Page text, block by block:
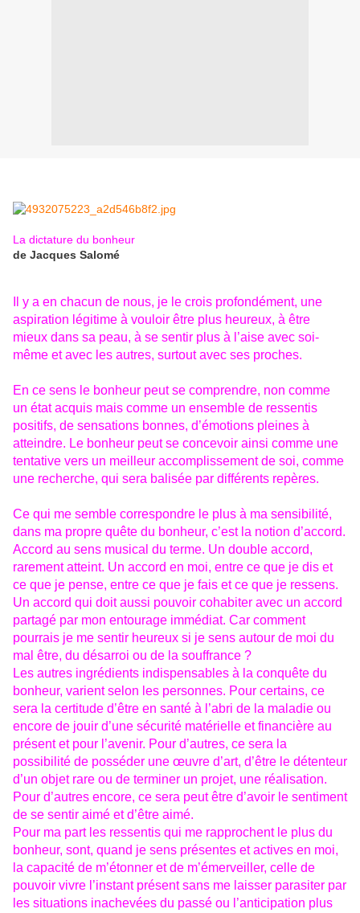
La dictature du bonheur
de Jacques Salomé
Il y a en chacun de nous, je le crois profondément, une
aspiration légitime à vouloir être plus heureux, à être
mieux dans sa peau, à se sentir plus à l’aise avec soi-
même et avec les autres, surtout avec ses proches.
En ce sens le bonheur peut se comprendre, non comme
un état acquis mais comme un ensemble de ressentis
positifs, de sensations bonnes, d’émotions pleines à
atteindre. Le bonheur peut se concevoir ainsi comme une
tentative vers un meilleur accomplissement de soi, comme
une recherche, qui sera balisée par différents repères.
Ce qui me semble correspondre le plus à ma sensibilité,
dans ma propre quête du bonheur, c’est la notion d’accord.
Accord au sens musical du terme. Un double accord,
rarement atteint. Un accord en moi, entre ce que je dis et
ce que je pense, entre ce que je fais et ce que je ressens.
Un accord qui doit aussi pouvoir cohabiter avec un accord
partagé par mon entourage immédiat. Car comment
pourrais je me sentir heureux si je sens autour de moi du
mal être, du désarroi ou de la souffrance ?
Les autres ingrédients indispensables à la conquête du
bonheur, varient selon les personnes. Pour certains, ce
sera la certitude d’être en santé à l’abri de la maladie ou
encore de jouir d’une sécurité matérielle et financière au
présent et pour l’avenir. Pour d’autres, ce sera la
possibilité de posséder une œuvre d’art, d’être le détenteur
d’un objet rare ou de terminer un projet, une réalisation.
Pour d’autres encore, ce sera peut être d’avoir le sentiment
de se sentir aimé et d’être aimé.
Pour ma part les ressentis qui me rapprochent le plus du
bonheur, sont, quand je sens présentes et actives en moi,
la capacité de m’étonner et de m’émerveiller, celle de
pouvoir vivre l’instant présent sans me laisser parasiter par
les situations inachevées du passé ou l’anticipation plus